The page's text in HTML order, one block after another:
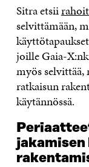
Sitra etsii
selvittämään,
joille Gaia-
myös
ratkaisun
käytännössä.
jakamisen